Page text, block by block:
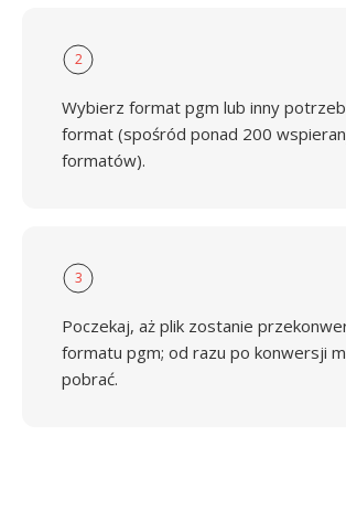
2
Wybierz format pgm lub inny
format (spośród ponad 200
formatów).
3
Poczekaj, aż plik zostanie
formatu pgm; od razu po konwersji
pobrać.